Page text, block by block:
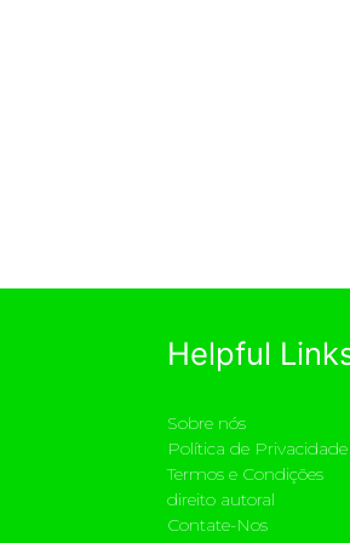
Helpful
Sobre nós
Política de Privacidade
Termos e Condições
direito autoral
Contate-Nos